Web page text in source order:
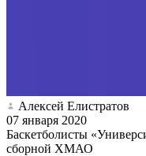
Алексей Елистратов
07 января 2020
Баскетболисты
сборной ХМАО